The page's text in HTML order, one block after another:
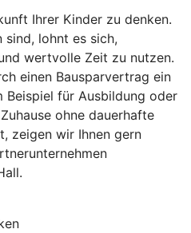
Ihrer Kinder zu denken.
sind, lohnt es sich,
wertvolle Zeit zu nutzen.
einen Bausparvertrag ein
Beispiel für Ausbildung oder
ohne dauerhafte
zeigen wir Ihnen gern